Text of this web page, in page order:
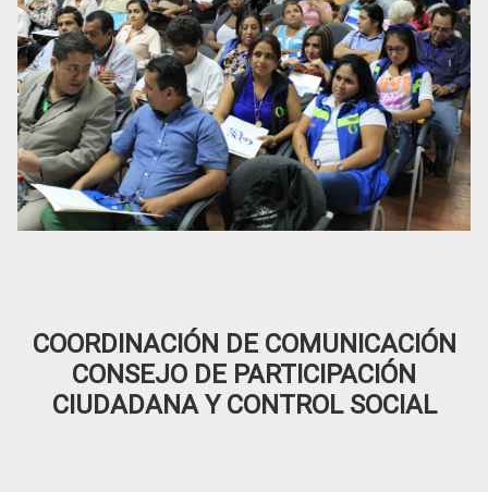
COORDINACIÓN DE COMUNICACIÓN
CONSEJO DE PARTICIPACIÓN
CIUDADANA Y CONTROL SOCIAL